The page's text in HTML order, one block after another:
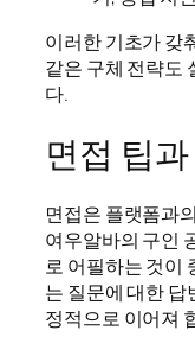
이러한 기초가 갖
같은 구체 전략도
다.
면접 팁
면접은 플랫폼과
여우알바의 구인
로 어필하는 것이
는 질문에 대한
정적으로 이어져